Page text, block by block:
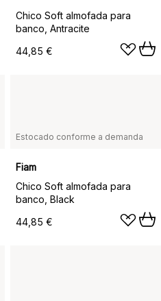
Chico Soft almofada para
banco, Antracite
44,85 €
Estocado conforme a demanda
Fiam
Chico Soft almofada para
banco, Black
44,85 €